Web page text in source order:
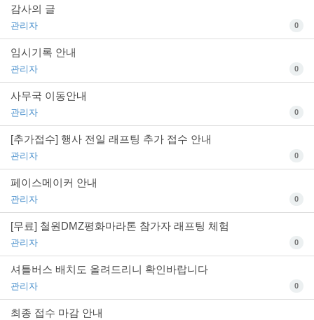
감사의 글
관리자 0
임시기록 안내
관리자 0
사무국 이동안내
관리자 0
[추가접수] 행사 전일 래프팅 추가 접수 안내
관리자 0
페이스메이커 안내
관리자 0
[무료] 철원DMZ평화마라톤 참가자 래프팅 체험
관리자 0
셔틀버스 배치도 올려드리니 확인바랍니다
관리자 0
최종 접수 마감 안내